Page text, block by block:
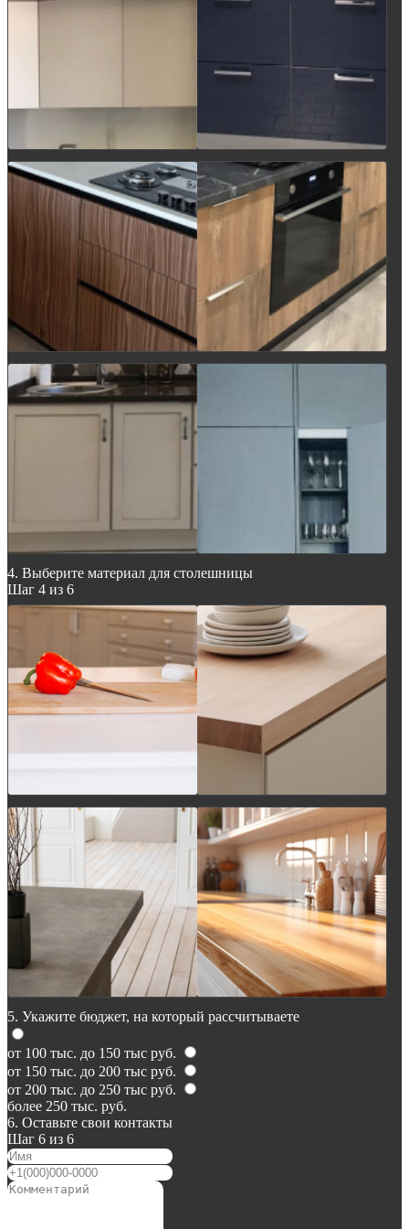
4. Выберите материал для столешницы
Шаг 4 из 6
5. Укажите бюджет, на который рассчитываете
от 100 тыс. до 150 тыс руб.
от 150 тыс. до 200 тыс руб.
от 200 тыс. до 250 тыс руб.
более 250 тыс. руб.
6. Оставьте свои контакты
Шаг 6 из 6